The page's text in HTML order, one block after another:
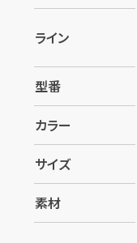
ライン
型番
カラー
サイズ
素材